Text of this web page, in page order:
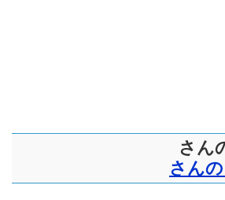
さん
さん